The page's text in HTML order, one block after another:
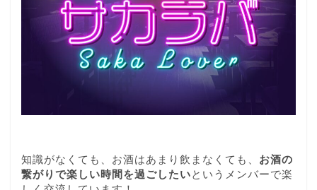
知識がなくても、お酒はあまり飲まなくても、 お酒の
繋がりで楽しい時間を過ごしたいというメンバーで楽